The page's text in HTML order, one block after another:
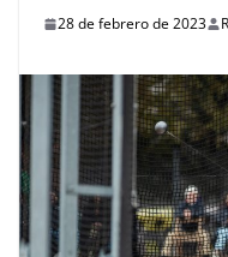
28 de febrero de 2023